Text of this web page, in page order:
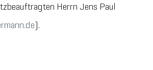
Herrn Jens Paul
).